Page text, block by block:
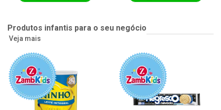
Produtos infantis para o seu negócio
Veja mais